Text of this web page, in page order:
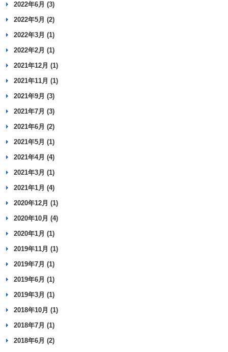
2022年6月 (3)
2022年5月 (2)
2022年3月 (1)
2022年2月 (1)
2021年12月 (1)
2021年11月 (1)
2021年9月 (3)
2021年7月 (3)
2021年6月 (2)
2021年5月 (1)
2021年4月 (4)
2021年3月 (1)
2021年1月 (4)
2020年12月 (1)
2020年10月 (4)
2020年1月 (1)
2019年11月 (1)
2019年7月 (1)
2019年6月 (1)
2019年3月 (1)
2018年10月 (1)
2018年7月 (1)
2018年6月 (2)